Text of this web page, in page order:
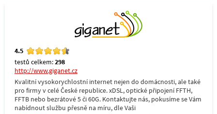
4.5
testů celkem:298
http://www.giganet.cz
Kvalitní vysokorychlostní internet nejen do domácnosti, ale také
pro firmy v celé České republice. xDSL, optické připojení FFTH,
FFTB nebo bezrátové 5 či 60G. Kontaktujte nás, pokusíme se Vám
nabídnout službu přesně na míru, dle Vaši